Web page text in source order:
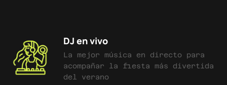
DJ en vivo
La mejor música en directo para
acompañar la fiesta más divertida
del verano